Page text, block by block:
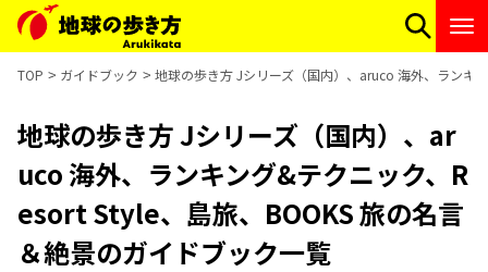
TOP ガイドブック 地球の歩き方 Jシリーズ（国内）、aruco 海外、ランキ
地球の歩き方 Jシリーズ（国内）、ar
uco 海外、ランキング&テクニック、R
esort Style、島旅、BOOKS 旅の名言
＆絶景のガイドブック一覧